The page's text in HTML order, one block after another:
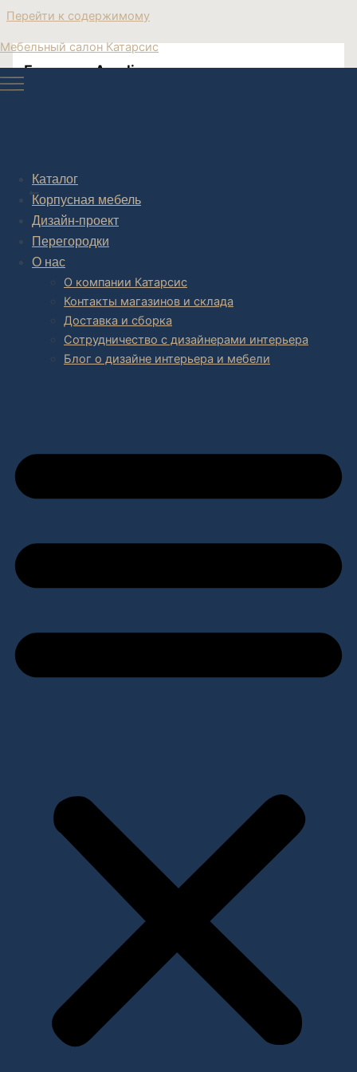
Перейти к содержимому
Мебельный салон Катарсис
Каталог
Корпусная мебель
Дизайн-проект
Перегородки
О нас
О компании Катарсис
Контакты магазинов и склада
Доставка и сборка
Сотрудничество с дизайнерами интерьера
Блог о дизайне интерьера и мебели
Банкетка Amelia
Post navigation